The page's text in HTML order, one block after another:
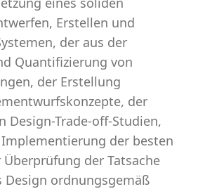
Erstellen und
der aus der
Quantifizierung von
der Erstellung
der
Design-Trade-off-Studien,
der besten
der Tatsache
Design ordnungsgemäß